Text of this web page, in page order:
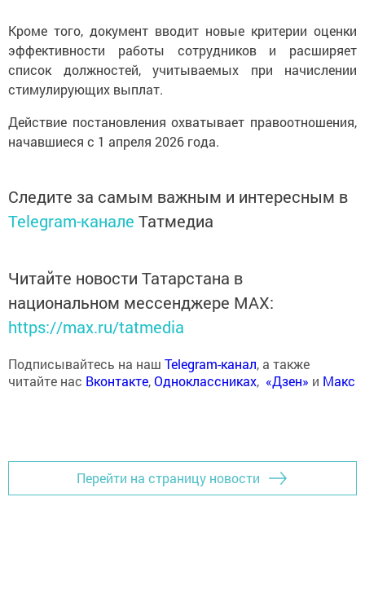
Кроме того, документ вводит новые критерии оценки
эффективности работы сотрудников и расширяет
список должностей, учитываемых при начислении
стимулирующих выплат.
Действие постановления охватывает правоотношения,
начавшиеся с 1 апреля 2026 года.
Следите за самым важным и интересным в
Telegram-канале Татмедиа
Читайте новости Татарстана в
национальном мессенджере MАХ:
https://max.ru/tatmedia
Подписывайтесь на наш Telegram-канал, а также
читайте нас Вконтакте,Одноклассниках, «Дзен» и Макс
Перейти на страницу новости